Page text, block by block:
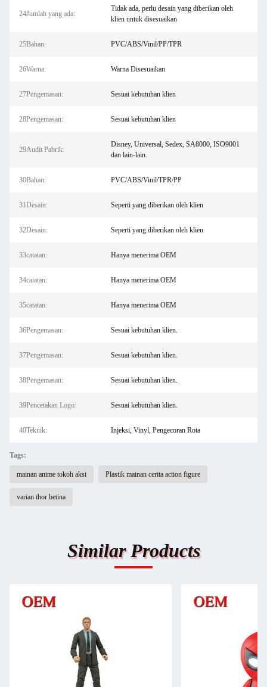
24Jumlah yang ada:
Tidak ada, perlu desain yang diberikan oleh
klien untuk disesuaikan
25Bahan: PVC/ABS/Vinil/PP/TPR
26Warna: Warna Disesuaikan
27Pengemasan: Sesuai kebutuhan klien
28Pengemasan: Sesuai kebutuhan klien
29Audit Pabrik:
Disney, Universal, Sedex, SA8000, ISO9001
dan lain-lain.
30Bahan: PVC/ABS/Vinil/TPR/PP
31Desain: Seperti yang diberikan oleh klien
32Desain: Seperti yang diberikan oleh klien
33catatan: Hanya menerima OEM
34catatan: Hanya menerima OEM
35catatan: Hanya menerima OEM
36Pengemasan: Sesuai kebutuhan klien.
37Pengemasan: Sesuai kebutuhan klien.
38Pengemasan: Sesuai kebutuhan klien.
39Pencetakan Logo: Sesuai kebutuhan klien.
40Teknik: Injeksi, Vinyl, Pengecoran Rota
Tags:
mainan anime tokoh aksi Plastik mainan cerita action figure
varian thor betina
Similar Products